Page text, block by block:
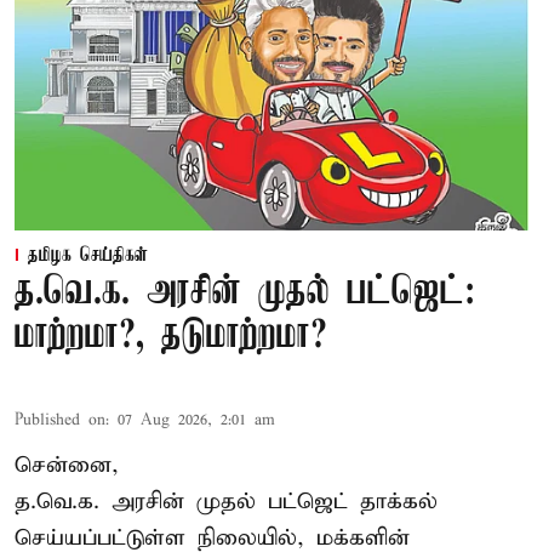
தமிழக செய்திகள்
த.வெ.க. அரசின் முதல் பட்ஜெட்:
மாற்றமா?, தடுமாற்றமா?
Published on: 07 Aug 2026, 2:01 am
சென்னை,
த.வெ.க. அரசின் முதல் பட்ஜெட் தாக்கல்
செய்யப்பட்டுள்ள நிலையில், மக்களின்